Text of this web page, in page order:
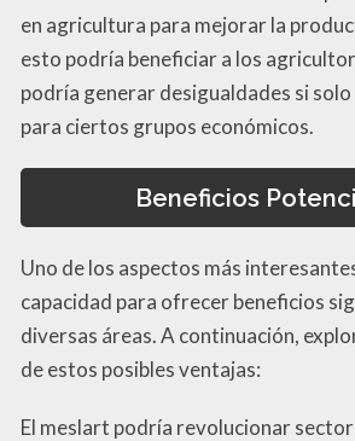
en agricultura para mejorar la
esto podría beneficiar a los
podría generar desigualdades si
para ciertos grupos económicos.
Beneficios
Uno de los aspectos más
capacidad para ofrecer beneficios
diversas áreas. A continuación,
de estos posibles ventajas:
El meslart podría revolucionar